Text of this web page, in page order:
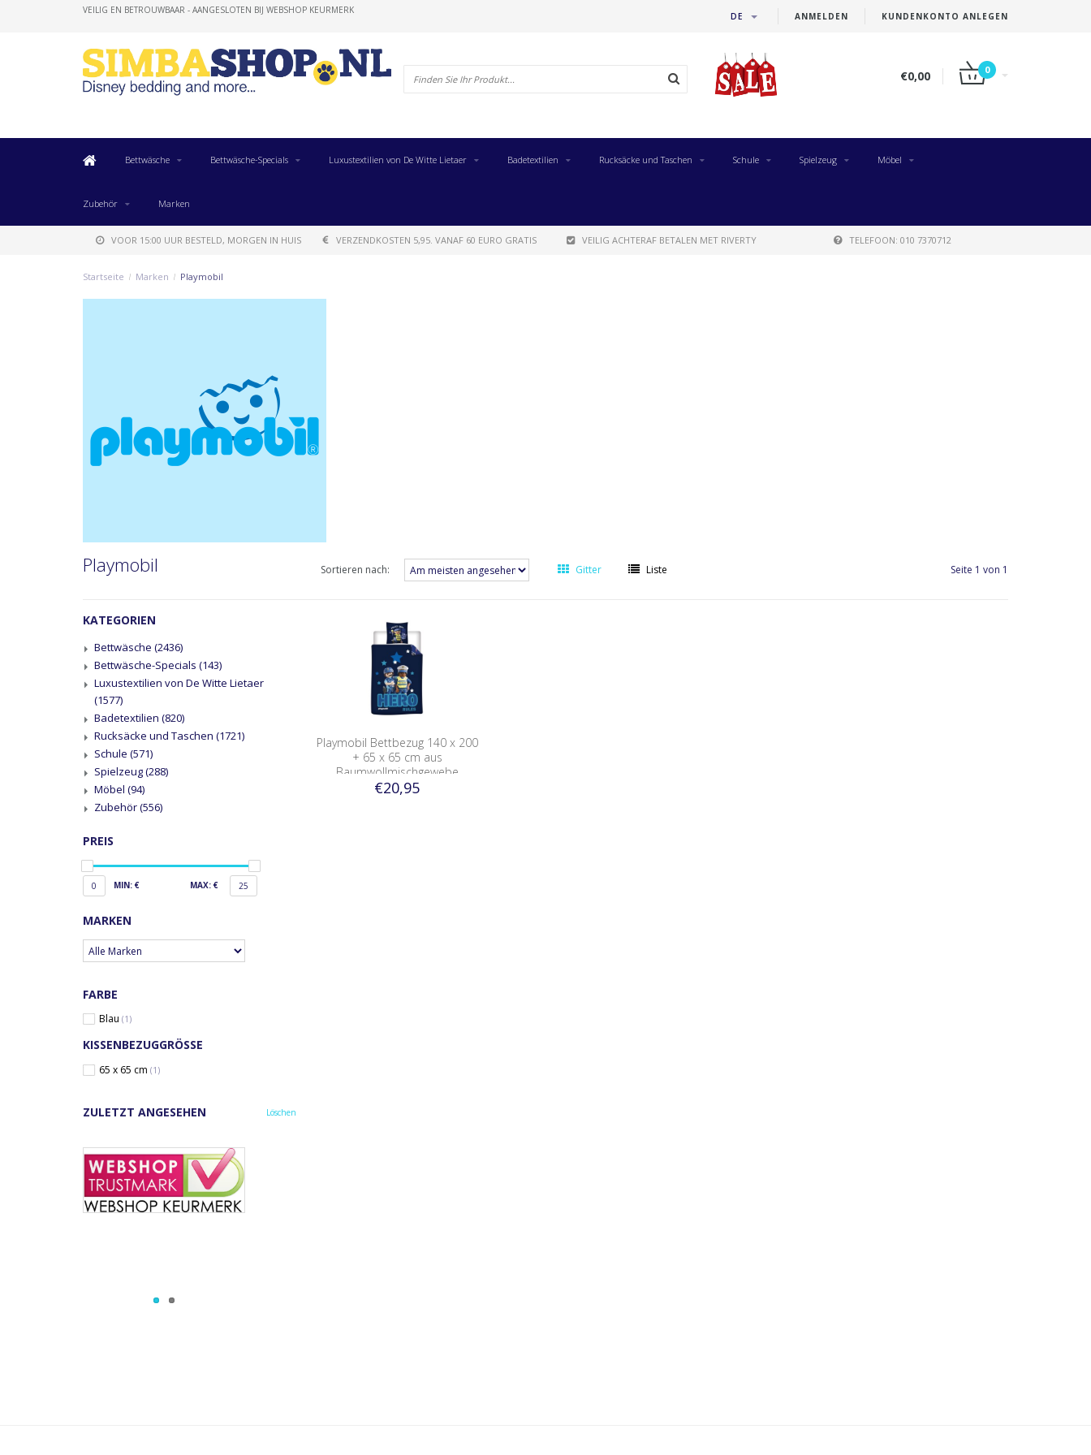
ANMELDEN KUNDENKONTO ANLEGEN
DE
VEILIG EN BETROUWBAAR - AANGESLOTEN BIJ WEBSHOP KEURMERK
€0,00 0
Bettwäsche Bettwäsche-Specials Luxustextilien von De Witte Lietaer Badetextilien Rucksäcke und Taschen Schule Spielzeug Möbel
Zubehör Marken
VOOR 15:00 UUR BESTELD, MORGEN IN HUIS VERZENDKOSTEN 5,95. VANAF 60 EURO GRATIS VEILIG ACHTERAF BETALEN MET RIVERTY TELEFOON: 010 7370712
Startseite / Marken / Playmobil
Playmobil Sortieren nach: Gitter Liste Seite 1 von 1
KATEGORIEN
Bettwäsche (2436)
Bettwäsche-Specials (143)
Luxustextilien von De Witte Lietaer
(1577)
Badetextilien (820)
Rucksäcke und Taschen (1721)
Schule (571)
Spielzeug(288)
Möbel (94)
Zubehör(556)
PREIS
0 MIN: € MAX: € 25
MARKEN
FARBE
Blau (1)
KISSENBEZUGGRÖSSE
65 x 65 cm (1)
ZULETZT ANGESEHEN Löschen
Playmobil Bettbezug 140 x 200
+ 65 x 65 cm aus
Baumwollmischgewebe
€20,95